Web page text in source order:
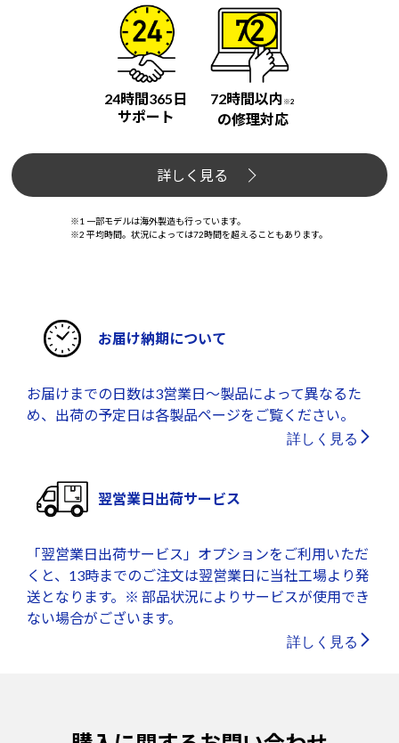
24時間365日
サポート
72時間以内 ※2
の修理対応
詳しく見る
※1 一部モデルは海外製造も行っています。
※2 平均時間。状況によっては72時間を超えることもあります。
お届け納期について
お届けまでの日数は3営業日～製品によって異なるた
め、出荷の予定日は各製品ページをご覧ください。
詳しく見る
翌営業日出荷サービス
「翌営業日出荷サービス」オプションをご利用いただ
くと、13時までのご注文は翌営業日に当社工場より発
送となります。※ 部品状況によりサービスが使用でき
ない場合がございます。
詳しく見る